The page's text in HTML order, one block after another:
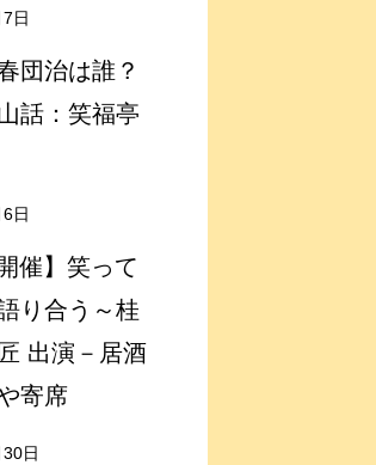
日
団治は誰？
話：笑福亭
日
催】笑って
り合う～桂
出演－居酒
寄席
日